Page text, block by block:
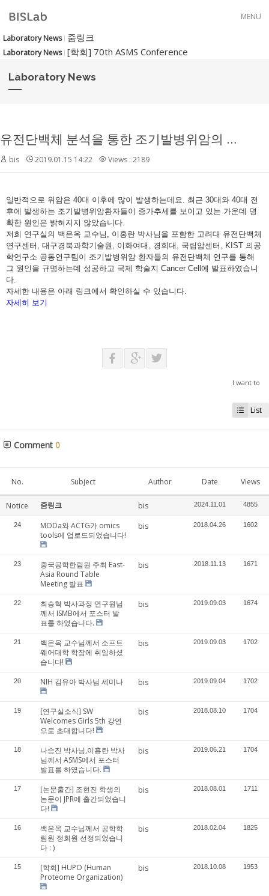
MENU
Laboratory News 줌링크
Laboratory News [학회] 70th ASMS Conference
Laboratory News
유전단백체 분석을 통한 조기발병위암의 원인 규명에 성공
bis 2019.01.15 14:22 Views : 2189
일반적으로 위암은 40대 이후에 많이 발생하는데요. 최근 30대와 40대 전
후에 발생하는 조기발병위암환자들이 증가추세를 보이고 있는 가운데 명
확한 원인은 밝혀지지 않았습니다.
저희 연구실의 백은옥 교수님, 이홍란 박사님을 포함한 고려대 유전단백체
연구센터, 대구경북과학기술원, 이화여대, 경희대, 국립암센터, KIST 의공
학연구소 공동연구팀이 조기발병위암 환자들의 유전단백체 연구를 통해
그 원인을 규명하는데 성공하고 국제 학술지 Cancer Cell에 발표하였습니
다.
자세한 내용은 아래 링크에서 확인하실 수 있습니다.
자세히 보기
I want to
List
Comment 0
No. Subject Author Date Views
Notice 줌링크 bis 2024.11.01 4855
24
MODa와 ACTG가 omics
tools에 업로드되었습니다!
bis 2018.04.26 1602
23
중국공학한림원 주최 East-
Asia Round Table
Meeting 발표
bis 2018.11.13 1671
22
최승혁 박사과정 연구원님
께서 ISMB에서 포스터 발
표를 하였습니다.
bis 2019.09.03 1674
21
백은옥 교수님께서 소프트
웨어대학 학장에 취임하셨
습니다!
bis 2019.09.03 1702
20 NIH 김유아 박사님 세미나 bis 2019.09.04 1702
19
[연구실소식] SW
Welcomes Girls 5th 강연
으로 초대합니다!
bis 2018.08.10 1704
18
나승진 박사님,이홍란 박사
님께서 ASMS에서 포스터
발표를 하였습니다.
bis 2019.06.21 1704
17
[논문출간] 조현진 학생의
논문이 JPR에 출간되었습니
다!
bis 2018.08.01 1711
16
백은옥 교수님께서 공학학
림원 정회원 선정되었습니
다 : )
bis 2018.02.04 1825
15
[학회] HUPO (Human
Proteome Organization)
bis 2018.10.08 1953